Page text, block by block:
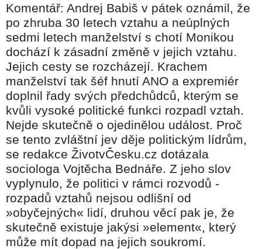
Komentář: Andrej Babiš v pátek oznámil, že
po zhruba 30 letech vztahu a neúplných
sedmi letech manželství s chotí Monikou
dochází k zásadní změně v jejich vztahu.
Jejich cesty se rozcházejí. Krachem
manželství tak šéf hnutí ANO a expremiér
doplnil řady svých předchůdců, kterým se
kvůli vysoké politické funkci rozpadl vztah.
Nejde skutečně o ojedinělou událost. Proč
se tento zvláštní jev děje politickým lídrům,
se redakce ŽivotvČesku.cz dotázala
sociologa Vojtěcha Bednáře. Z jeho slov
vyplynulo, že politici v rámci rozvodů -
rozpadů vztahů nejsou odlišní od
»obyčejných« lidí, druhou věcí pak je, že
skutečně existuje jakýsi »element«, který
může mít dopad na jejich soukromí.